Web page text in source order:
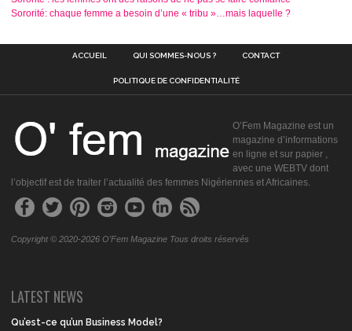
Sororité: chaque femme a besoin d’une « tribu »…mais laquelle ?
ACCUEIL QUI SOMMES-NOUS ? CONTACT
POLITIQUE DE CONFIDENTIALITÉ
O’Fem Magazine est un
magazine d’informations
en ligne et sur papier ,
avec une WEBTV dont
l’objectif est de traiter l’actualité des femmes Nigériennes et Africaines.
Copyright © 2020-2026 O'Fem Magazine Tous droits réservés
LATEST NEWS
Qu’est-ce qu’un Business Model?